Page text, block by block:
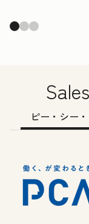
ピー・シー